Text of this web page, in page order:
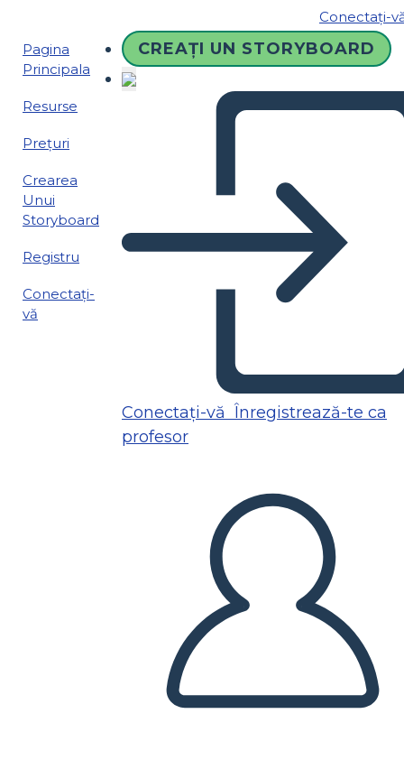
Conectați-
Pagina
Principala
Resurse
Prețuri
Crearea
Unui
Storyboard
Registru
Conectați-
vă
CREAȚI UN STORYBOARD
Conectați-vă Înregistrează-te ca
profesor